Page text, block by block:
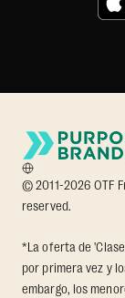
© 2011-2026 OTF
reserved.
*La oferta de
por primera vez y
embargo, los